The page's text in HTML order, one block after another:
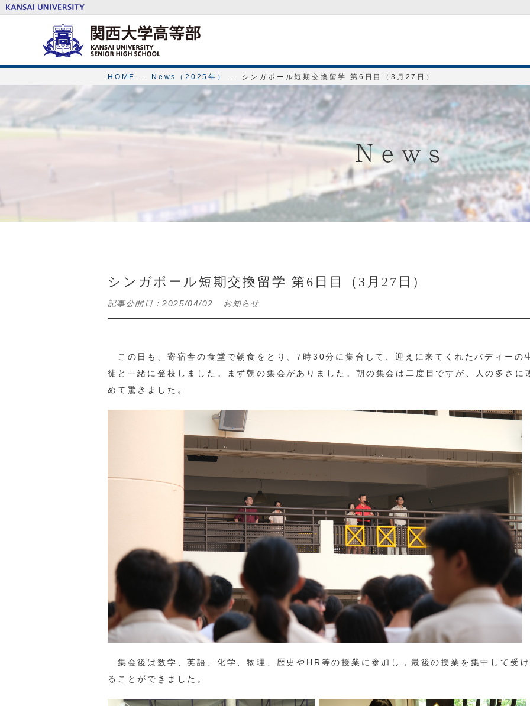
HOME News（2025年） シンガポール短期交換留学 第6日目（3月27日）
シンガポール短期交換留学 第6日目（3月27日）
記事公開日：2025/04/02 お知らせ
この日も、寄宿舎の食堂で朝食をとり、7時30分に集合して、迎えに来てくれたバディーの
徒と一緒に登校しました。まず朝の集会がありました。朝の集会は二度目ですが、人の多さに
めて驚きました。
集会後は数学、英語、化学、物理、歴史やHR等の授業に参加し，最後の授業を集中して受け
ることができました。